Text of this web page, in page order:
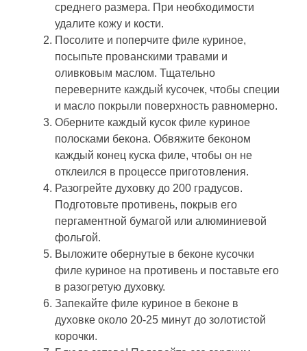
среднего размера. При необходимости
удалите кожу и кости.
Посолите и поперчите филе куриное,
посыпьте прованскими травами и
оливковым маслом. Тщательно
переверните каждый кусочек, чтобы специи
и масло покрыли поверхность равномерно.
Оберните каждый кусок филе куриное
полосками бекона. Обвяжите беконом
каждый конец куска филе, чтобы он не
отклеился в процессе приготовления.
Разогрейте духовку до 200 градусов.
Подготовьте противень, покрыв его
пергаментной бумагой или алюминиевой
фольгой.
Выложите обернутые в беконе кусочки
филе куриное на противень и поставьте его
в разогретую духовку.
Запекайте филе куриное в беконе в
духовке около 20-25 минут до золотистой
корочки.